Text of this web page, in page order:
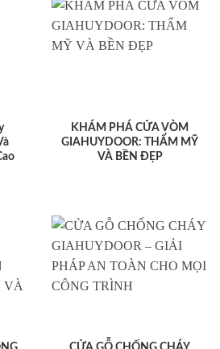
KHÁM PHÁ CỬA VÒM
GIAHUYDOOR: THẨM MỸ
VÀ BỀN ĐẸP